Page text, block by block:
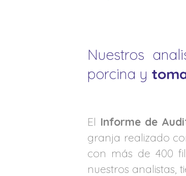
Nuestros
porcina y
El Informe de
granja realizado
con más de 400
nuestros analistas,